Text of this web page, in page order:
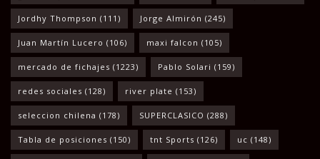
Jordhy Thompson (111) Jorge Almirón (245)
Juan Martín Lucero (106) maxi falcon (105)
mercado de fichajes (1223) Pablo Solari (159)
redes sociales (128) river plate (153)
seleccion chilena (178) SUPERCLASICO (288)
Tabla de posiciones (150) tnt Sports (126) uc (148)